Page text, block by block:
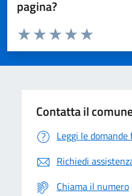
pagina?
Domanda
Valuta da 1 a 5 stelle la pagina
Valuta 5
Valuta 4 stelle
Valuta 3 stelle su 5
Valuta 2 stelle su 5
Valuta 1 stelle su 5
Contatta il
Leggi le
Richiedi
Chiama il numero